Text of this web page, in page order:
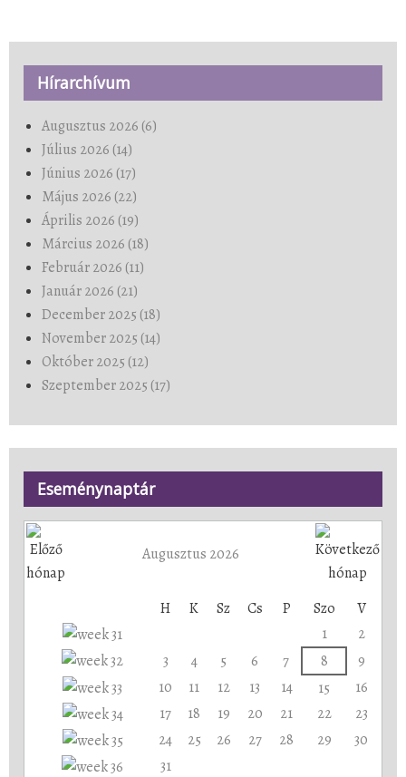
Hírarchívum
Augusztus 2026 (6)
Július 2026 (14)
Június 2026 (17)
Május 2026 (22)
Április 2026 (19)
Március 2026 (18)
Február 2026 (11)
Január 2026 (21)
December 2025 (18)
November 2025 (14)
Október 2025 (12)
Szeptember 2025 (17)
Eseménynaptár
Augusztus 2026
H K Sz Cs P Szo
V
1
2
3
4 5 6 7 8
9
10
11 12 13 14 15
16
17
18 19 20 21 22
23
24
25 26 27 28 29
30
31